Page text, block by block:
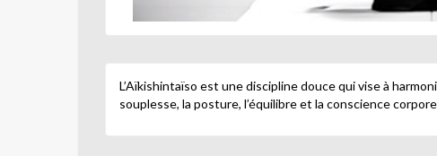
L’Aïkishintaïso est une discipline douce qui vise à
souplesse, la posture, l’équilibre et la conscience